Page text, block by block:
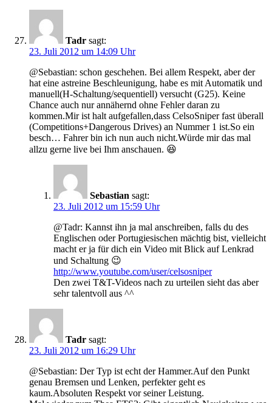
Tadr sagt:
23. Juli 2012 um 14:09 Uhr
@Sebastian: schon geschehen. Bei allem Respekt, aber der
hat eine astreine Beschleunigung, habe es mit Automatik und
manuell(H-Schaltung/sequentiell) versucht (G25). Keine
Chance auch nur annähernd ohne Fehler daran zu
kommen.Mir ist halt aufgefallen,dass CelsoSniper fast überall
(Competitions+Dangerous Drives) an Nummer 1 ist.So ein
besch… Fahrer bin ich nun auch nicht.Würde mir das mal
allzu gerne live bei Ihm anschauen. 😆
Sebastian sagt:
23. Juli 2012 um 15:59 Uhr
@Tadr: Kannst ihn ja mal anschreiben, falls du des
Englischen oder Portugiesischen mächtig bist, vielleicht
macht er ja für dich ein Video mit Blick auf Lenkrad
und Schaltung 😉
http://www.youtube.com/user/celsosniper
Den zwei T&T-Videos nach zu urteilen sieht das aber
sehr talentvoll aus ^^
Tadr sagt:
23. Juli 2012 um 16:29 Uhr
@Sebastian: Der Typ ist echt der Hammer.Auf den Punkt
genau Bremsen und Lenken, perfekter geht es
kaum.Absoluten Respekt vor seiner Leistung.